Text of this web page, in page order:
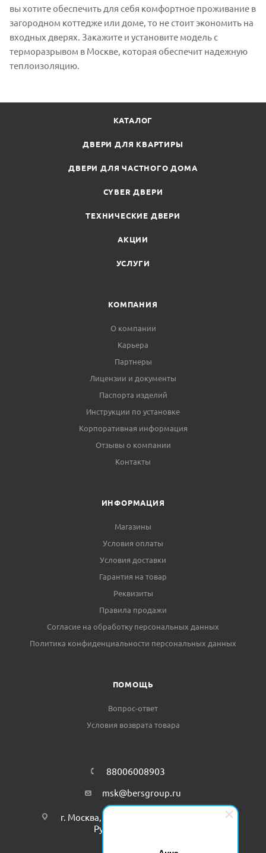
вы хотите обеспечить для себя комфортное проживание в
загородном коттедже или доме, то не стоит экономить на
входных дверях. Закажите и установите модель с
терморазрывом в Москве, которая обеспечит надежную
теплоизоляцию.
КАТАЛОГ
ДВЕРИ ДЛЯ КВАРТИРЫ
ДВЕРИ ДЛЯ ЧАСТНОГО ДОМА
CYBER ДВЕРИ
ТЕХНИЧЕСКИЕ ДВЕРИ
АКЦИИ
УСЛУГИ
КОМПАНИЯ
О компании
Карьера
Партнеры
Лицензии и документы
Паспорта изделий
Инструкции по установке
Корпоративная информация
Отзывы о компании
Контакты
ИНФОРМАЦИЯ
Магазины
Условия оплаты
Условия доставки
Гарантия на товар
Реквизиты
Правила продажи
Согласие на обработку персональных данных
Политика конфиденциальности персональных данных
ПОМОЩЬ
Вопрос-ответ
Условия возврата товара
88006008903
msk@bersgroup.ru
г. Москва,Киевское шоссе, 22-ой км, БП
Румянцево, офис 516 В